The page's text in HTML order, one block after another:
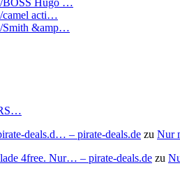
BOSS Hugo …
camel acti…
Smith &amp…
deals.d… – pirate-deals.de zu Nur
4free. Nur… – pirate-deals.de zu